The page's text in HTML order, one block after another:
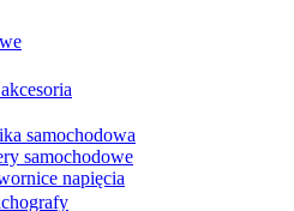
samochodowa
samochodowe
napięcia